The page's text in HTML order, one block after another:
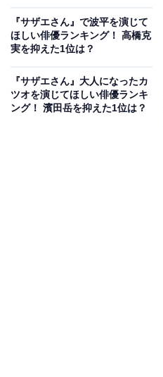
『サザエさん』で波平を演じて
ほしい俳優ランキング！ 高橋克
実を抑えた1位は？
『サザエさん』大人になったカ
ツオを演じてほしい俳優ランキ
ング！ 濱田岳を抑えた1位は？